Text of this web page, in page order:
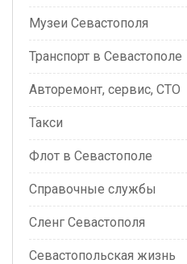
Музеи Севастополя
Транспорт в Севастополе
Авторемонт, сервис, СТО
Такси
Флот в Севастополе
Справочные службы
Сленг Севастополя
Севастопольская жизнь